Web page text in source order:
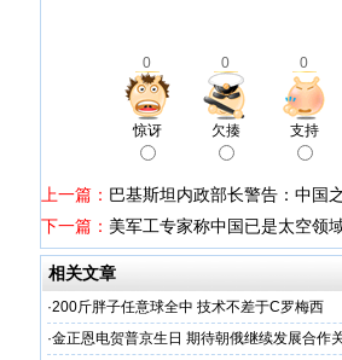
0 0 0
惊讶 欠揍 支持
上一篇： 巴基斯坦内政部长警告：中国
下一篇： 美军工专家称中国已是太空领
相关文章
·200斤胖子任意球全中 技术不差于C罗梅西
·金正恩电贺普京生日 期待朝俄继续发展合作